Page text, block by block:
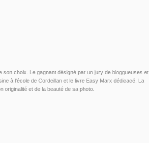
choix. Le gagnant désigné par un jury de bloggueuses et
à l'école de Cordeillan et le livre Easy Marx dédicacé. La
originalité et de la beauté de sa photo.